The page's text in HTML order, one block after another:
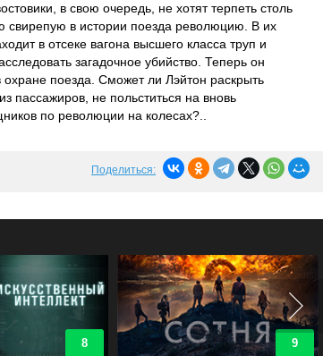
в свою очередь, не хотят терпеть столь
свирепую в истории поезда революцию. В их
в отсеке вагона высшего класса труп и
загадочное убийство. Теперь он
поезда. Сможет ли Лэйтон раскрыть
пассажиров, не польститься на вновь
по революции на колесах?..
Поделиться:
8 9